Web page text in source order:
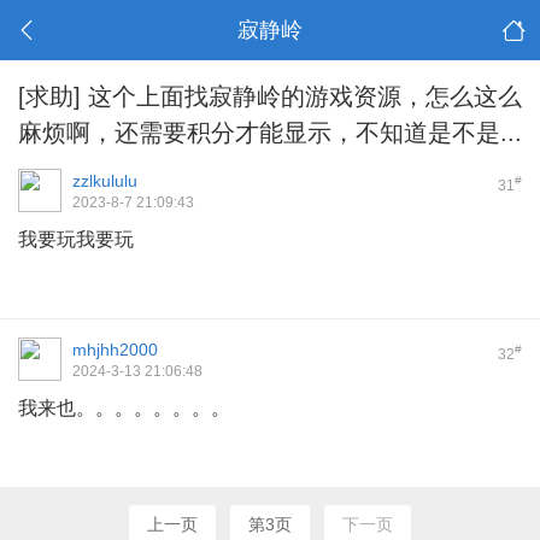
寂静岭
[求助] 这个上面找寂静岭的游戏资源，怎么这么
麻烦啊，还需要积分才能显示，不知道是不是...
31#
zzlkululu
2023-8-7 21:09:43
我要玩我要玩
32#
mhjhh2000
2024-3-13 21:06:48
我来也。。。。。。。。
上一页 第3页 下一页